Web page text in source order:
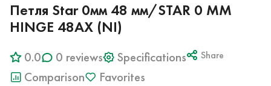
Петля Star 0мм 48 мм/STAR 0 MM
HINGE 48AX (NI)
0.0 0 reviews Specifications Share
Comparison Favorites